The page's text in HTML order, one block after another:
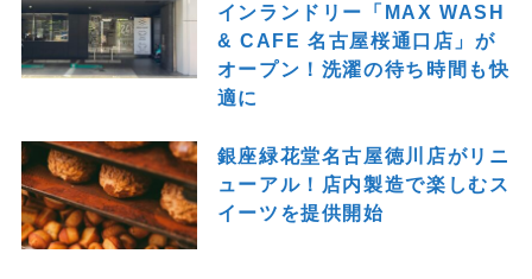
インランドリー「MAX WASH
& CAFE 名古屋桜通口店」が
オープン！洗濯の待ち時間も快
適に
銀座緑花堂名古屋徳川店がリニ
ューアル！店内製造で楽しむス
イーツを提供開始